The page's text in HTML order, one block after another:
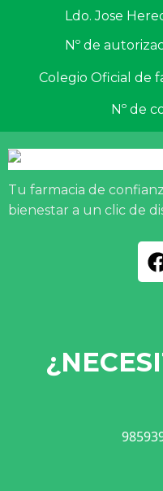
Ldo. Jose
Nº de
Colegio Oficial de
Nº de
Tu farmacia de
bienestar a un clic de